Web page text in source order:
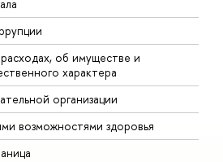
об имуществе и
характера
организации
возможностями здоровья